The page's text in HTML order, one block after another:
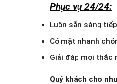
Phục vụ 24/24:
Luôn sẵn sàng
Có mặt nhanh
Giải đáp mọi thắc
Quý khách cho